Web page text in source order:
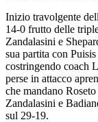
Inizio travolgente
14-0 frutto delle
Zandalasini e
sua partita con
costringendo coach
perse in attacco
che mandano
Zandalasini e
sul 29-19.